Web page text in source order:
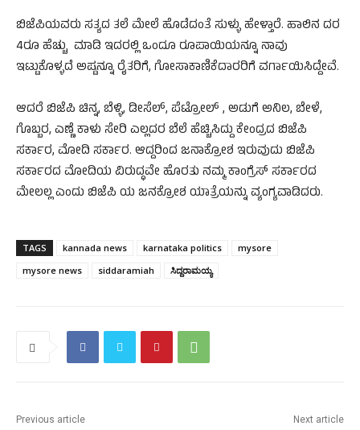
ಬಿಜೆಪಿಯವರು ಸತ್ಯದ ತಲೆ ಮೇಲೆ ಹೊಡೆದಂತೆ ಸುಳ್ಳು ಹೇಳ್ತಾರೆ. ಹಾಲಿನ ದರ
4ರೂ ಹೆಚ್ಚು ಮಾಡಿ ಇದರಲ್ಲಿ ಒಂದೂ ರೂಪಾಯಿಯನ್ನೂ ನಾವು
ಇಟ್ಟುಕೊಳ್ಳದೆ ಅಷ್ಟನ್ನೂ ರೈತರಿಗೆ, ಗೋಸಾಕಾಣಿಕೆದಾರರಿಗೆ ವರ್ಗಾಯಿಸಿದ್ದೇವೆ.
ಆದರೆ ಬಿಜೆಪಿ ಚಿನ್ನ, ಬೆಳ್ಳಿ, ಡೀಸೆಲ್, ಪೆಟ್ರೋಲ್ , ಅಡುಗೆ ಅನಿಲ, ಬೇಳೆ,
ಗೊಬ್ಬರ, ಎಣ್ಣೆ ಕಾಳು ಸೇರಿ ಎಲ್ಲದರ ಬೆಲೆ ಹೆಚ್ಚಿಸಿದ್ದು ಕೇಂದ್ರದ ಬಿಜೆಪಿ
ಸರ್ಕಾರ, ಮೋದಿ ಸರ್ಕಾರ. ಆದ್ದರಿಂದ ಜನಾಕ್ರೋಶ ಇರುವುದು ಬಿಜೆಪಿ
ಸರ್ಕಾರದ ಮೋದಿಯ ವಿರುದ್ಧವೇ ಹೊರತು ನಮ್ಮ ಕಾಂಗ್ರೆಸ್ ಸರ್ಕಾರದ
ಮೇಲಲ್ಲ ಎಂದು ಬಿಜೆಪಿ ಯ ಜನಕ್ರೋಶ ಯಾತ್ರೆಯನ್ನು ವ್ಯಂಗ್ಯವಾಡಿದರು.
TAGS kannada news karnataka politics
mysore
mysore news
siddaramiah ಸಿದ್ದರಾಮಯ್ಯ
Previous article Next article